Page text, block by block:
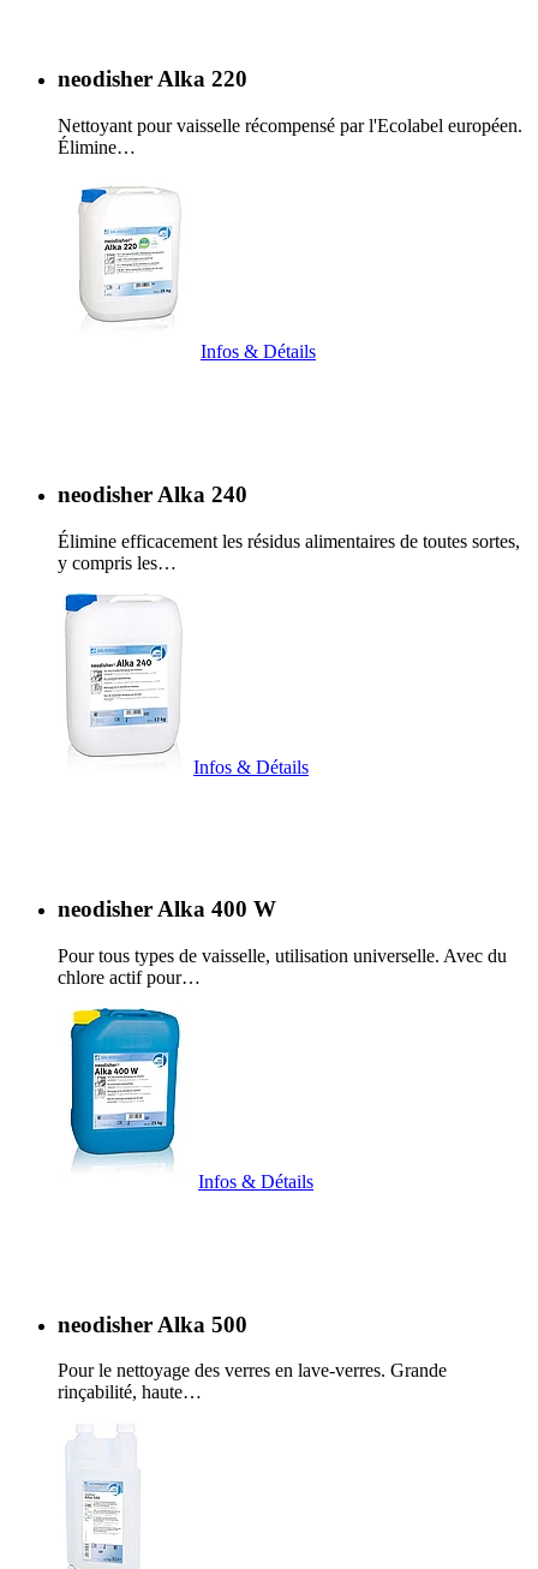
neodisher Alka 220
Nettoyant pour vaisselle récompensé par l'Ecolabel européen.
Élimine…
Infos & Détails
neodisher Alka 240
Élimine efficacement les résidus alimentaires de toutes sortes,
y compris les…
Infos & Détails
neodisher Alka 400 W
Pour tous types de vaisselle, utilisation universelle. Avec du
chlore actif pour…
Infos & Détails
neodisher Alka 500
Pour le nettoyage des verres en lave-verres. Grande
rinçabilité, haute…